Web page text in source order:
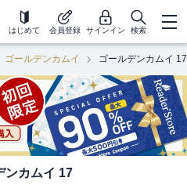
はじめて 会員登録 サインイン 検索
ゴールデンカムイ ゴールデンカムイ 17
ンカムイ 17